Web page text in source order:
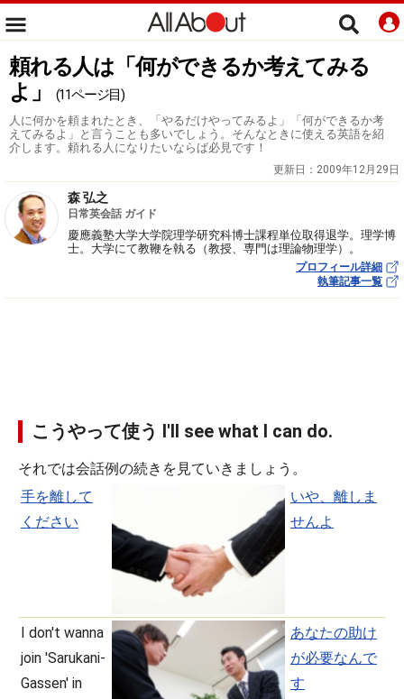
頼れる人は「何ができるか考えてみる
よ」
(11ページ目)
人に何かを頼まれたとき、「やるだけやってみるよ」「何ができるか考
えてみるよ」と言うことも多いでしょう。そんなときに使える英語を紹
介します。頼れる人になりたいならば必見です！
更新日： 2009年12月29日
森 弘之
日常英会話 ガイド
慶應義塾大学大学院理学研究科博士課程単位取得退学。理学博
士。大学にて教鞭を執る（教授、専門は理論物理学）。
プロフィール詳細
執筆記事一覧
こうやって使う I'll see what I can do.
それでは会話例の続きを見ていきましょう。
手を離して
ください
いや、離しま
せんよ
I don't wanna
join 'Sarukani-
Gassen' in
あなたの助け
が必要なんで
す